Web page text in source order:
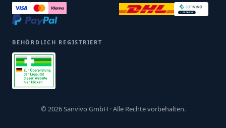
BEHÖRDLICH REGISTRIERT
© 2026 Sanvivo GmbH · Alle Rechte vorbehalten.